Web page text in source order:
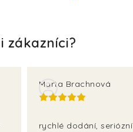
Marta Brachnová
rychlé dodání, seriózní